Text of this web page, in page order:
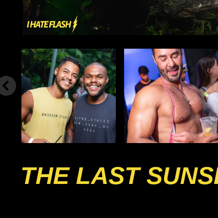
THE LAST